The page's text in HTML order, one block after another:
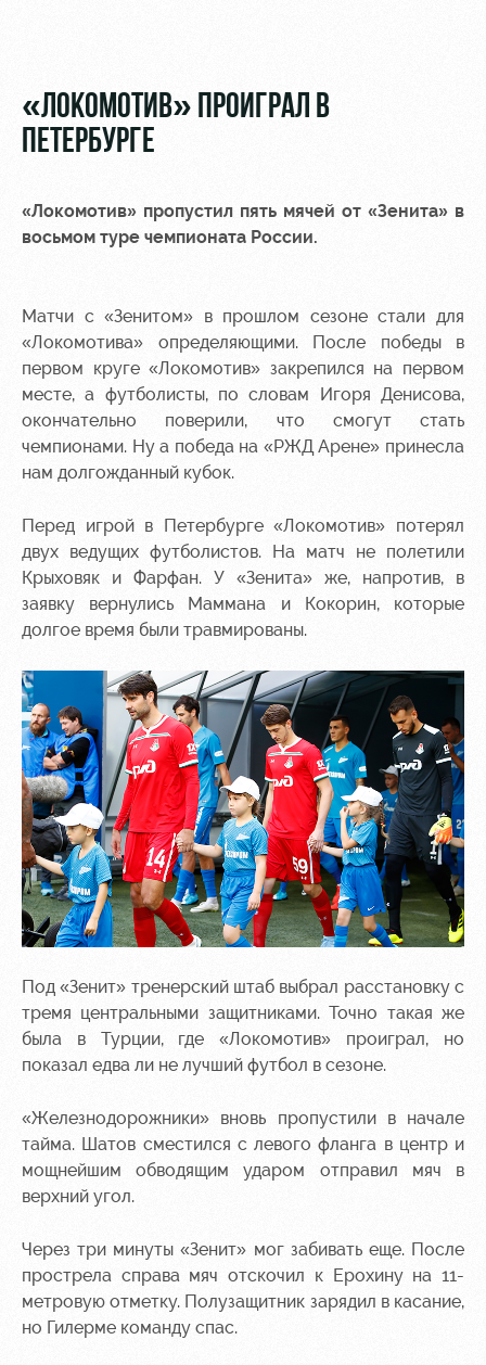
МГН
РЖД
Организация
мероприятий
Аренда
полей
Аренда
площадей
Ледовый
дворец
Занятия
спортом
Локо
Локо-Лето
Академия
Как
поступить
Руководство
Контакты
Академии
Информация
Банковская
карта
«Локомотив»
Заставки
Парковка
Карта
болельщика
Программа
лояльности
для
болельщиков
МГН
«ЛОКОМОТИВ» ПРОИГРАЛ В
ПЕТЕРБУРГЕ
«Локомотив» пропустил пять мячей от «Зенита» в
восьмом туре чемпионата России.
Матчи с «Зенитом» в прошлом сезоне стали для
«Локомотива» определяющими. После победы в
первом круге «Локомотив» закрепился на первом
месте, а футболисты, по словам Игоря Денисова,
окончательно поверили, что смогут стать
чемпионами. Ну а победа на «РЖД Арене» принесла
нам долгожданный кубок.
Перед игрой в Петербурге «Локомотив» потерял
двух ведущих футболистов. На матч не полетили
Крыховяк и Фарфан. У «Зенита» же, напротив, в
заявку вернулись Маммана и Кокорин, которые
долгое время были травмированы.
Под «Зенит» тренерский штаб выбрал расстановку с
тремя центральными защитниками. Точно такая же
была в Турции, где «Локомотив» проиграл, но
показал едва ли не лучший футбол в сезоне.
«Железнодорожники» вновь пропустили в начале
тайма. Шатов сместился с левого фланга в центр и
мощнейшим обводящим ударом отправил мяч в
верхний угол.
Через три минуты «Зенит» мог забивать еще. После
прострела справа мяч отскочил к Ерохину на 11-
метровую отметку. Полузащитник зарядил в касание,
но Гилерме команду спас.